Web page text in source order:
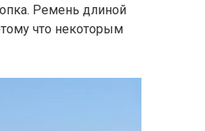
Ремень длиной
что некоторым